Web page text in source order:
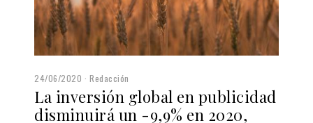
24/06/2020 Redacción
La inversión global en publicidad
disminuirá un -9,9% en 2020,